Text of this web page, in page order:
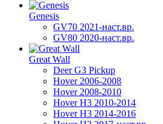
Genesis
GV70 2021-наст.вр.
GV80 2020-наст.вр.
Great Wall
Deer G3 Pickup
Hover 2006-2008
Hover 2008-2010
Hover H3 2010-2014
Hover H3 2014-2016